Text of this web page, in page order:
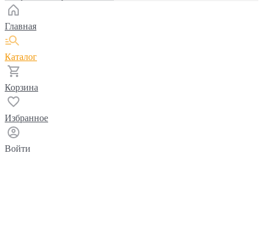
Главная
Каталог
Корзина
Избранное
Войти